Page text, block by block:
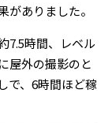
ありました。
7.5時間、レベル
屋外の撮影のと
で、6時間ほど稼